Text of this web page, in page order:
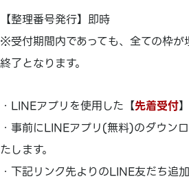
【整理番号発行】即時
※受付期間内であっても、全ての枠が
終了となります。
・LINEアプリを使用した【先着受付
・事前にLINEアプリ(無料)のダウン
たします。
・下記リンク先よりのLINE友だち追